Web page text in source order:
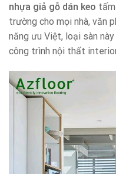
nhựa giả gỗ dán keo
trường cho mọi nhà, văn
năng ưu Việt, loại sàn
công trình nội thất